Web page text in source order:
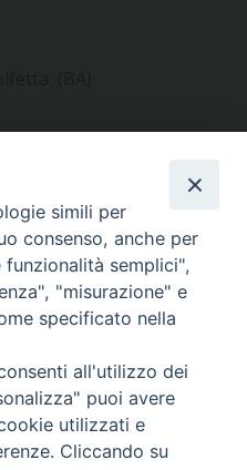
(BA)
simili per
consenso, anche per
semplici",
"misurazione" e
specificato nella
all'utilizzo dei
puoi avere
utilizzati e
Cliccando su